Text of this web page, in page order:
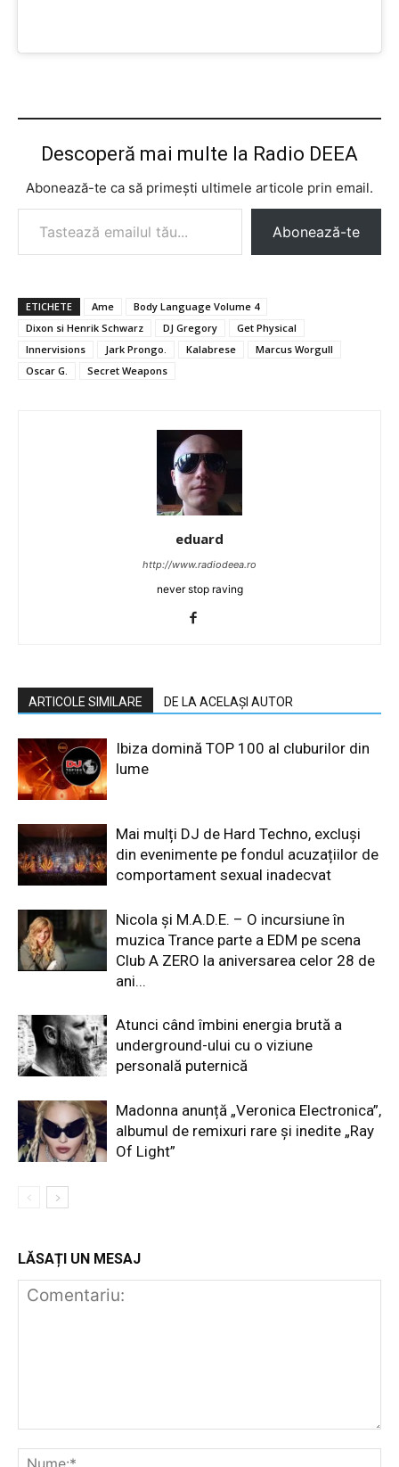
Descoperă mai multe la Radio DEEA
Abonează-te ca să primești ultimele articole prin email.
Tastează emailul tău...
Abonează-te
ETICHETE Ame
Body Language Volume 4
Dixon si Henrik Schwarz
DJ Gregory
Get Physical
Innervisions
Jark Prongo. Kalabrese
Marcus Worgull
Oscar G.
Secret Weapons
eduard
http://www.radiodeea.ro
never stop raving
ARTICOLE SIMILARE DE LA ACELAȘI AUTOR
Ibiza domină TOP 100 al cluburilor din
lume
Mai mulți DJ de Hard Techno, excluși
din evenimente pe fondul acuzațiilor de
comportament sexual inadecvat
Nicola și M.A.D.E. – O incursiune în
muzica Trance parte a EDM pe scena
Club A ZERO la aniversarea celor 28 de
ani...
Atunci când îmbini energia brută a
underground-ului cu o viziune
personală puternică
Madonna anunță „Veronica Electronica”,
albumul de remixuri rare și inedite „Ray
Of Light”
LĂSAȚI UN MESAJ